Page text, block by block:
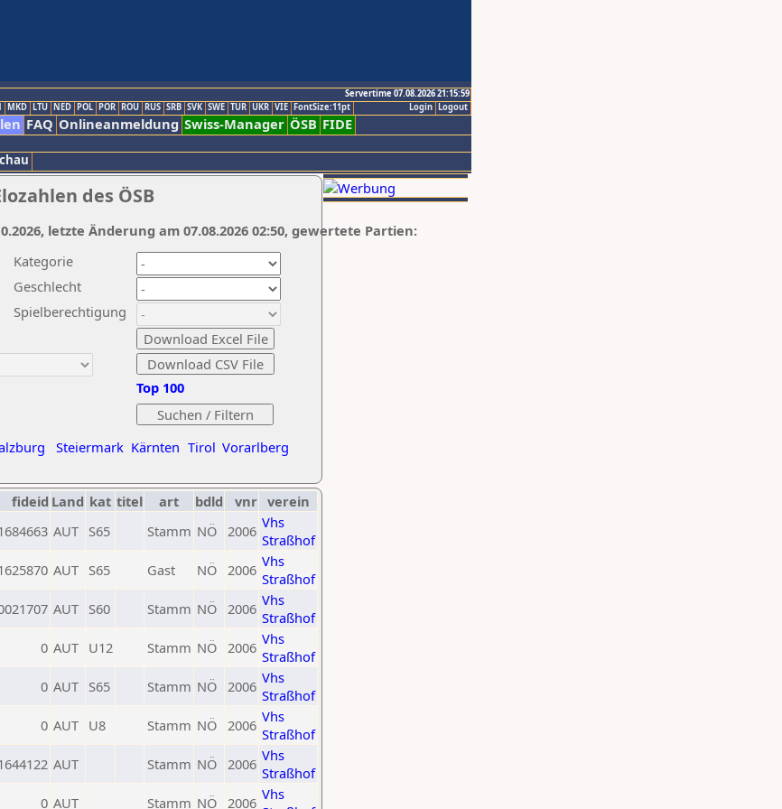
Servertime 07.08.2026 21:15:59
Logout
Login
MKD LTU NED POL POR ROU RUS SRB SVK SWE TUR UKR VIE FontSize:11pt
FAQ Onlineanmeldung Swiss-Manager ÖSB FIDE
des ÖSB
Kategorie
Geschlecht
Spielberechtigung
Steiermark Kärnten Tirol Vorarlberg
Top 100
letzte Änderung am 07.08.2026 02:50, gewertete Partien:
fideid Land kat titel art bdld vnr verein
AUT S65 Stamm NÖ 2006 Vhs
Straßhof
AUT S65 Gast NÖ 2006 Vhs
Straßhof
AUT S60 Stamm NÖ 2006 Vhs
Straßhof
0 AUT U12 Stamm NÖ 2006 Vhs
Straßhof
0 AUT S65 Stamm NÖ 2006 Vhs
Straßhof
0 AUT U8 Stamm NÖ 2006 Vhs
Straßhof
AUT Stamm NÖ 2006 Vhs
Straßhof
0 AUT Stamm NÖ 2006 Vhs